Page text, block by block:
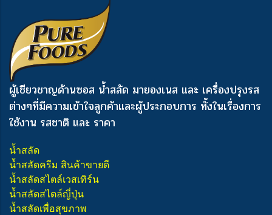
ผู้เชียวชาญด้านซอส น้ำสลัด มายองเนส และ เครื่องปรุงรส
ต่างๆที่มีความเข้าใจลูกค้าและผู้ประกอบการ ทั้งในเรื่องการ
ใช้งาน รสชาติ และ ราคา
น้ำสลัด
น้ำสลัดครีม สินค้าขายดี
น้ำสลัดสไตล์เวสเทิร์น
น้ำสลัดสไตล์ญี่ปุ่น
น้ำสลัดเพื่อสุขภาพ